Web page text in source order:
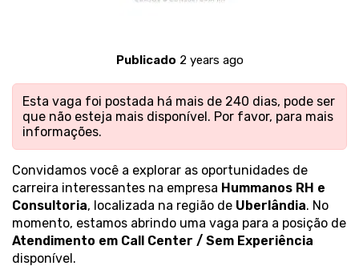
Publicado 2 years ago
Esta vaga foi postada há mais de 240 dias, pode ser
que não esteja mais disponível. Por favor, para mais
informações.
Convidamos você a explorar as oportunidades de
carreira interessantes na empresa Hummanos RH e
Consultoria, localizada na região de Uberlândia. No
momento, estamos abrindo uma vaga para a posição de
Atendimento em Call Center / Sem Experiência
disponível.